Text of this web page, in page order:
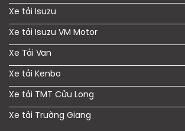
Xe tải Isuzu
Xe tải Isuzu VM Motor
Xe Tải Van
Xe tải Kenbo
Xe tải TMT Cửu Long
Xe tải Trường Giang